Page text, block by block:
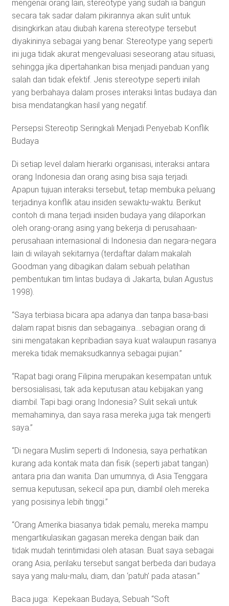
mengenai orang lain, stereotype yang sudah ia bangun
secara tak sadar dalam pikirannya akan sulit untuk
disingkirkan atau diubah karena stereotype tersebut
diyakininya sebagai yang benar. Stereotype yang seperti
ini juga tidak akurat mengevaluasi seseorang atau situasi,
sehingga jika dipertahankan bisa menjadi panduan yang
salah dan tidak efektif. Jenis stereotype seperti inilah
yang berbahaya dalam proses interaksi lintas budaya dan
bisa mendatangkan hasil yang negatif.
Persepsi Stereotip Seringkali Menjadi Penyebab Konflik
Budaya
Di setiap level dalam hierarki organisasi, interaksi antara
orang Indonesia dan orang asing bisa saja terjadi.
Apapun tujuan interaksi tersebut, tetap membuka peluang
terjadinya konflik atau insiden sewaktu-waktu. Berikut
contoh di mana terjadi insiden budaya yang dilaporkan
oleh orang-orang asing yang bekerja di perusahaan-
perusahaan internasional di Indonesia dan negara-negara
lain di wilayah sekitarnya (terdaftar dalam makalah
Goodman yang dibagikan dalam sebuah pelatihan
pembentukan tim lintas budaya di Jakarta, bulan Agustus
1998).
“Saya terbiasa bicara apa adanya dan tanpa basa-basi
dalam rapat bisnis dan sebagainya….sebagian orang di
sini mengatakan kepribadian saya kuat walaupun rasanya
mereka tidak memaksudkannya sebagai pujian.”
“Rapat bagi orang Filipina merupakan kesempatan untuk
bersosialisasi, tak ada keputusan atau kebijakan yang
diambil. Tapi bagi orang Indonesia? Sulit sekali untuk
memahaminya, dan saya rasa mereka juga tak mengerti
saya.”
“Di negara Muslim seperti di Indonesia, saya perhatikan
kurang ada kontak mata dan fisik (seperti jabat tangan)
antara pria dan wanita. Dan umumnya, di Asia Tenggara
semua keputusan, sekecil apa pun, diambil oleh mereka
yang posisinya lebih tinggi.”
“Orang Amerika biasanya tidak pemalu, mereka mampu
mengartikulasikan gagasan mereka dengan baik dan
tidak mudah terintimidasi oleh atasan. Buat saya sebagai
orang Asia, perilaku tersebut sangat berbeda dari budaya
saya yang malu-malu, diam, dan ‘patuh’ pada atasan.”
Baca juga: Kepekaan Budaya, Sebuah “Soft